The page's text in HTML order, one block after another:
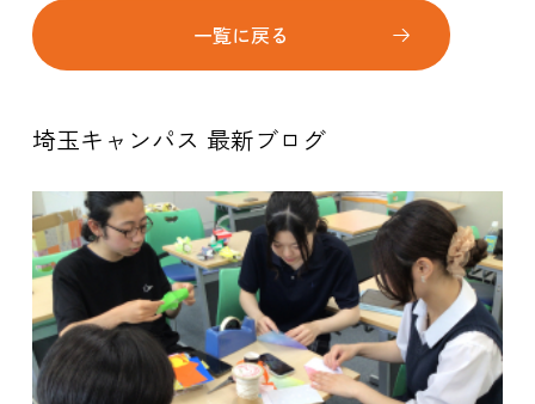
一覧に戻る
埼玉キャンパス 最新ブログ